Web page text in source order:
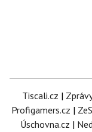
Tiscali.cz | Zprávy
Profigamers.cz |
Úschovna.cz |